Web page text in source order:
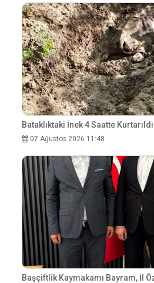
Bataklıktaki İnek 4 Saatte Kurtarıldı
07 Ağustos 2026 11:48